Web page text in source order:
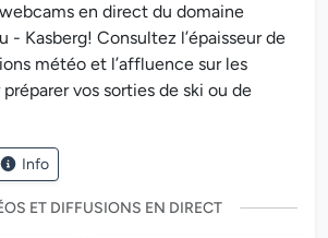
en direct du domaine
- Kasberg! Consultez l’épaisseur de
météo et l’affluence sur les
vos sorties de ski ou de
Info
ET DIFFUSIONS EN DIRECT